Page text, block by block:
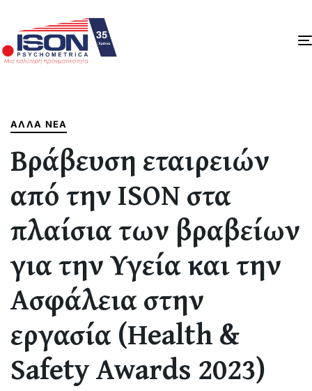
ΆΛΛΑ ΝΈΑ
Βράβευση εταιρειών
από την ISON στα
πλαίσια των βραβείων
για την Υγεία και την
Ασφάλεια στην
εργασία (Health &
Safety Awards 2023)